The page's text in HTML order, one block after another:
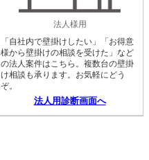
法人様用
「自社内で壁掛けしたい」「お得意
様から壁掛けの相談を受けた」など
の法人案件はこちら。複数台の壁掛
け相談も承ります。お気軽にどう
ぞ。
法人用診断画面へ